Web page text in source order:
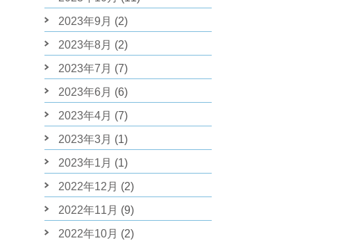
2023年9月 (2)
2023年8月 (2)
2023年7月 (7)
2023年6月 (6)
2023年4月 (7)
2023年3月 (1)
2023年1月 (1)
2022年12月 (2)
2022年11月 (9)
2022年10月 (2)